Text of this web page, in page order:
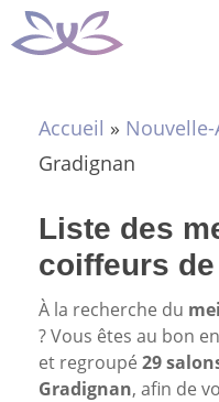
Aller
au
Accueil »
Gradignan
Liste des
coiffeurs
À la recherche du
? Vous êtes au bon
et regroupé 29
Gradignan, afin de